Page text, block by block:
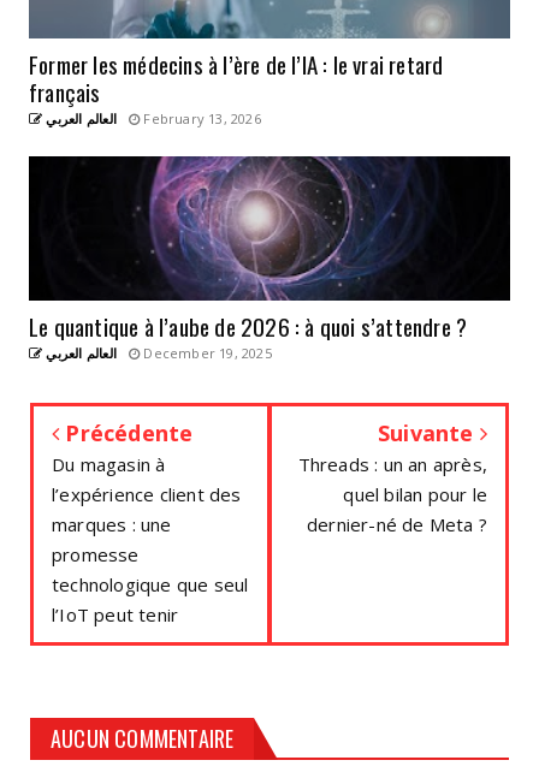
Former les médecins à l’ère de l’IA : le vrai retard
français
العالم العربي February 13, 2026
Le quantique à l’aube de 2026 : à quoi s’attendre ?
العالم العربي December 19, 2025
Précédente
Du magasin à
l’expérience client des
marques : une
promesse
technologique que seul
l’IoT peut tenir
Suivante
Threads : un an après,
quel bilan pour le
dernier-né de Meta ?
AUCUN COMMENTAIRE